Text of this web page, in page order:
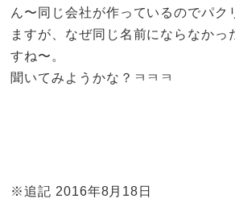
ん〜同じ会社が作っているのでパク
ますが、なぜ同じ名前にならなかっ
すね〜。
聞いてみようかな？ㅋㅋㅋ
※追記 2016年8月18日